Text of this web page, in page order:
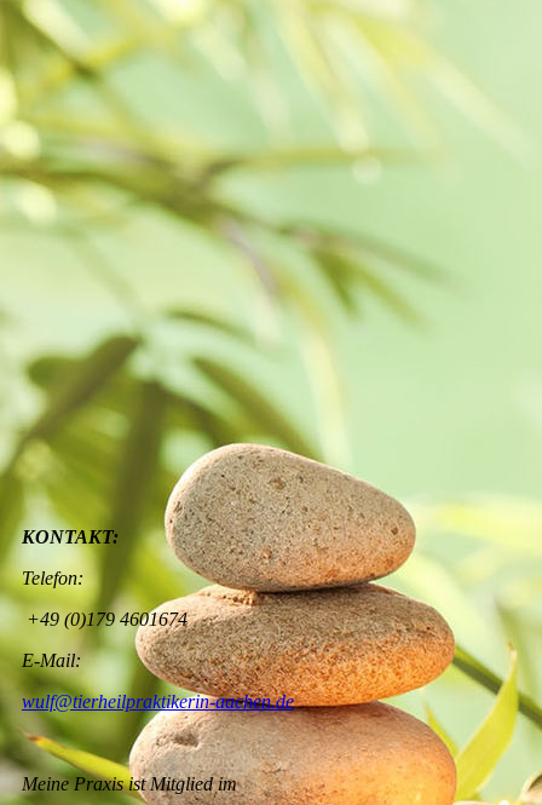
18222104_1456310601057317_2407547561279224121_n
KONTAKT:
Telefon:
+49 (0)179 4601674
E-Mail:
wulf@tierheilpraktikerin-aachen.de
Meine Praxis ist Mitglied im